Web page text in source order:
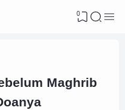
0
Maghrib